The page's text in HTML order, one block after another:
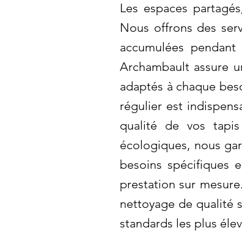
Les espaces
Nous offrons des
accumulées
Archambault assure
adaptés à chaque
régulier est
qualité de vos
écologiques, nous
besoins spécifiques
prestation sur
nettoyage de qualité
standards les plus